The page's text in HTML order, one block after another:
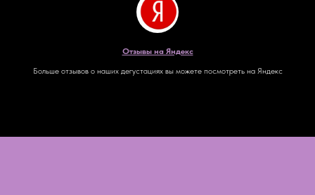
Отзывы на Яндекс
Больше отзывов о наших дегустациях вы можете посмотреть на Яндекс